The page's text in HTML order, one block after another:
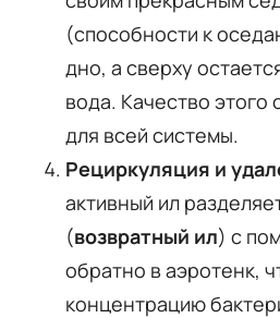
(способности к
дно, а сверху
вода. Качество
для всей системы.
Рециркуляция и
активный ил
(возвратный ил) с
обратно в аэротенк,
концентрацию